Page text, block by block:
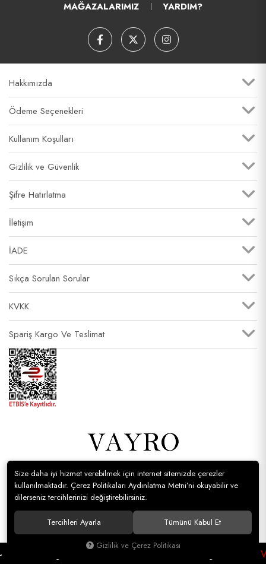
1000 TL VE ÜZERİ 1000 TL
MAĞAZALARIMIZ YARDIM?
Hakkımızda
Ödeme Seçenekleri
Kullanım Koşulları
Gizlilik ve Güvenlik
Şifre Hatırlatma
İletişim
İADE
Sıkça Sorulan Sorular
KVKK
Spariş Kargo Ve Teslimat
© Vayro Giyim Tüm hakları saklıdır.
Size daha iyi hizmet verebilmek için internet sitemizde çerezler
kullanılmaktadır. Çerez Politikaları Aydınlatma Metni’ni okuyabilir ve
dilerseniz tercihlerinizi değiştirebilirsiniz.
Tercihleri Ayarla Tümünü Kabul Et
Gizlilik ve Çerez Politikası